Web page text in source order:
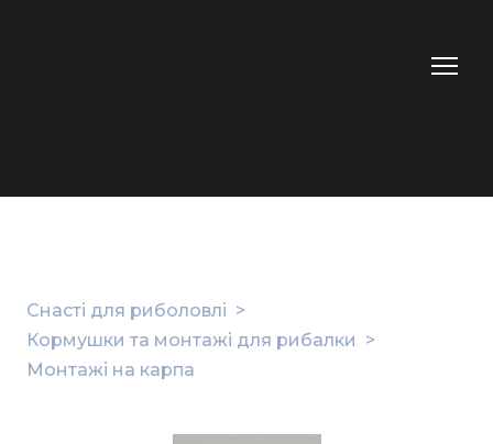
Снасті для риболовлі
Кормушки та монтажі для рибалки
Монтажі на карпа